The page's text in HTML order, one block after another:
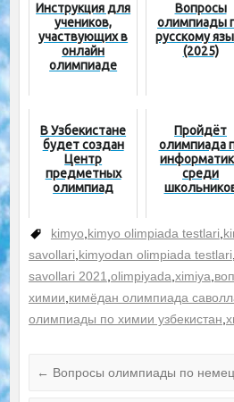
Инструкция для
учеников,
участвующих в
онлайн
олимпиаде
Вопросы
олимпиады
русскому
(2025)
В Узбекистане
будет создан
Центр
предметных
олимпиад
Пройдёт
олимпиада
среди
kimyo,kimyo olimpiada testlari,
savollari,kimyodan olimpiada testlari,
savollari 2021,olimpiyada,ximiya,
химии,кимёдан олимпиада
олимпиады по химии узбекистан,
← Вопросы олимпиады по